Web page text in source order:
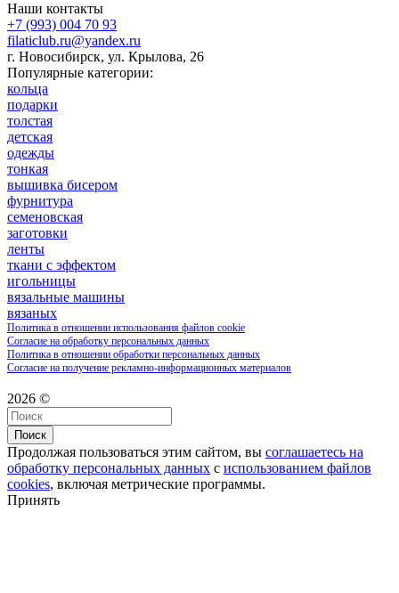
Наши контакты
+7 (993) 004 70 93
filaticlub.ru@yandex.ru
г. Новосибирск, ул. Крылова, 26
Популярные категории:
кольца
подарки
толстая
детская
одежды
тонкая
вышивка бисером
фурнитура
семеновская
заготовки
ленты
ткани с эффектом
игольницы
вязальные машины
вязаных
Политика в отношении использования файлов cookie
Согласие на обработку персональных данных
Политика в отношении обработки персональных данных
Согласие на получение рекламно-информационных материалов
2026 ©
Поиск
Продолжая пользоваться этим сайтом, вы соглашаетесь на
обработку персональных данных с использованием файлов
cookies, включая метрические программы.
Принять